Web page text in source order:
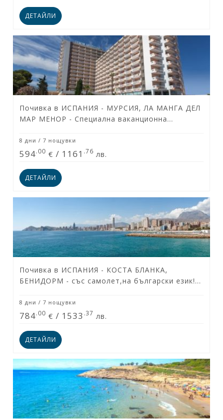
ДЕТАЙЛИ
Почивка в ИСПАНИЯ - МУРСИЯ, ЛА МАНГА ДЕЛ
МАР МЕНОР - Специална ваканционна
приятели!8 дни / 7 нощувки
594.00 € / 1161 .76 лв.
ДЕТАЙЛИ
Почивка в ИСПАНИЯ - КОСТА БЛАНКА,
БЕНИДОРМ - със самолет,на български език!
над 55 години & техните приятели!
8 дни / 7 нощувки
784.00 € / 1533 .37 лв.
ДЕТАЙЛИ